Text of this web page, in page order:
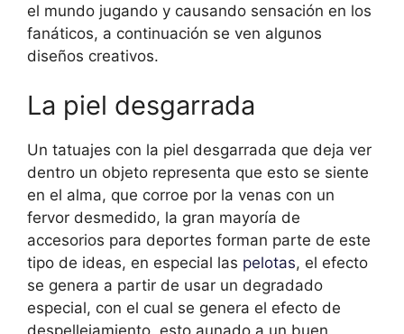
el mundo jugando y causando sensación en los
fanáticos, a continuación se ven algunos
diseños creativos.
La piel desgarrada
Un tatuajes con la piel desgarrada que deja ver
dentro un objeto representa que esto se siente
en el alma, que corroe por la venas con un
fervor desmedido, la gran mayoría de
accesorios para deportes forman parte de este
tipo de ideas, en especial las pelotas, el efecto
se genera a partir de usar un degradado
especial, con el cual se genera el efecto de